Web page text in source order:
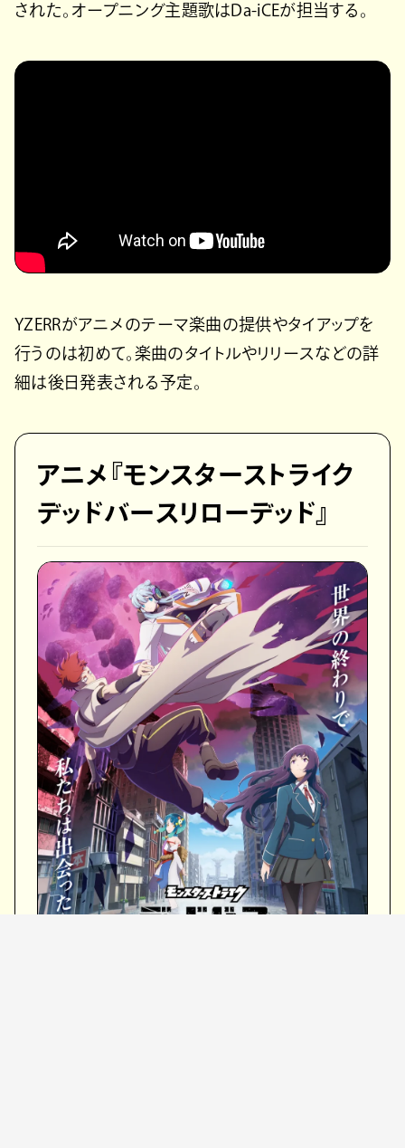
された。オープニング主題歌はDa-iCEが担当する。
YZERRがアニメのテーマ楽曲の提供やタイアップを
行うのは初めて。楽曲のタイトルやリリースなどの詳
細は後日発表される予定。
アニメ『モンスターストライク
デッドバースリローデッド』